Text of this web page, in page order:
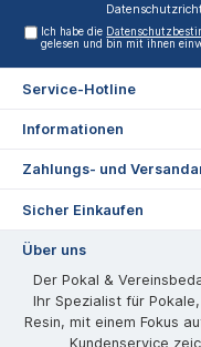
Ich habe die
gelesen und bin mit ihnen
Service-Hotline
Informationen
Zahlungs- und
Sicher Einkaufen
Über uns
Der Pokal &
Ihr Spezialist für
Resin, mit einem Fokus
Kundenservice